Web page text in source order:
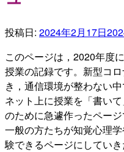
投稿日: 2024年2月17日
このページは， 2020年度
授業の記録です。新型コ
き，通信環境が整わない
ネット上に授業を「書い
のために急遽作ったペー
一般の方たちが知覚心理
験できるページにしていき